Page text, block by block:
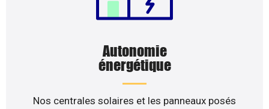
Autonomie
énergétique
Nos centrales solaires et les panneaux posés